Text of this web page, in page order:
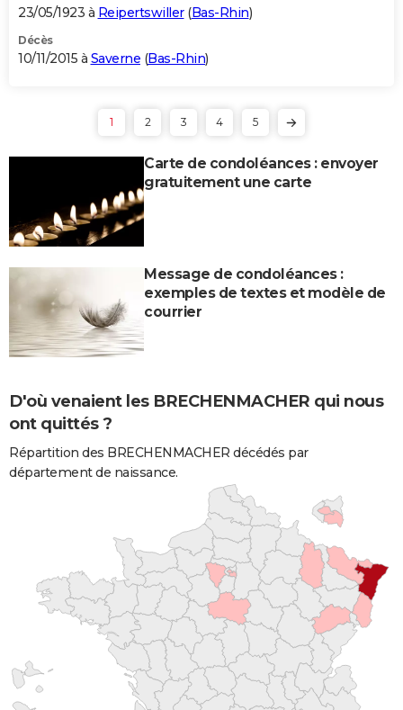
23/05/1923 à Reipertswiller(Bas-Rhin)
Décès
10/11/2015 à Saverne (Bas-Rhin)
1 2 3 4 5
Carte de condoléances : envoyer
gratuitement une carte
Message de condoléances :
exemples de textes et modèle de
courrier
D'où venaient les BRECHENMACHER qui nous
ont quittés ?
Répartition des BRECHENMACHER décédés par
département de naissance.